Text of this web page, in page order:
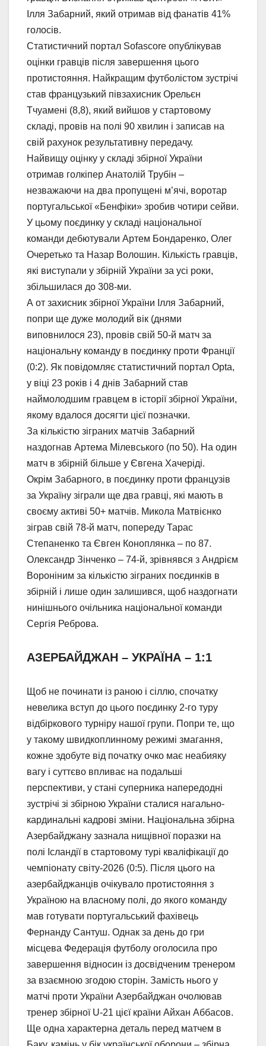
Ілля Забарний, який отримав від фанатів 41%
голосів.
Статистичний портал Sofascore опублікував
оцінки гравців після завершення цього
протистояння. Найкращим футболістом зустрічі
став французький півзахисник Орельєн
Тчуамені (8,8), який вийшов у стартовому
складі, провів на полі 90 хвилин і записав на
свій рахунок результативну передачу.
Найвищу оцінку у складі збірної України
отримав голкіпер Анатолій Трубін –
незважаючи на два пропущені м’ячі, воротар
португальської «Бенфіки» зробив чотири сейви.
У цьому поєдинку у складі національної
команди дебютували Артем Бондаренко, Олег
Очеретько та Назар Волошин. Кількість гравців,
які виступали у збірній України за усі роки,
збільшилася до 308-ми.
А от захисник збірної України Ілля Забарний,
попри ще дуже молодий вік (днями
виповнилося 23), провів свій 50-й матч за
національну команду в поєдинку проти Франції
(0:2). Як повідомляє статистичний портал Opta,
у віці 23 років і 4 днів Забарний став
наймолодшим гравцем в історії збірної України,
якому вдалося досягти цієї позначки.
За кількістю зіграних матчів Забарний
наздогнав Артема Мілевського (по 50). На один
матч в збірній більше у Євгена Хачеріді.
Окрім Забарного, в поєдинку проти французів
за Україну зіграли ще два гравці, які мають в
своєму активі 50+ матчів. Микола Матвієнко
зіграв свій 78-й матч, попереду Тарас
Степаненко та Євген Коноплянка – по 87.
Олександр Зінченко – 74-й, зрівнявся з Андрієм
Вороніним за кількістю зіграних поєдинків в
збірній і лише один залишився, щоб наздогнати
нинішнього очільника національної команди
Сергія Реброва.
АЗЕРБАЙДЖАН – УКРАЇНА – 1:1
Щоб не починати із раною і сіллю, спочатку
невелика вступ до цього поєдинку 2-го туру
відбіркового турніру нашої групи. Попри те, що
у такому швидкоплинному режимі змагання,
кожне здобуте від початку очко має неабияку
вагу і суттєво впливає на подальші
перспективи, у стані суперника напередодні
зустрічі зі збірною України сталися нагально-
кардинальні кадрові зміни. Національна збірна
Азербайджану зазнала нищівної поразки на
полі Ісландії в стартовому турі кваліфікації до
чемпіонату світу-2026 (0:5). Після цього на
азербайджанців очікувало протистояння з
Україною на власному полі, до якого команду
мав готувати португальський фахівець
Фернанду Сантуш. Однак за день до гри
місцева Федерація футболу оголосила про
завершення відносин із досвідченим тренером
за взаємною згодою сторін. Замість нього у
матчі проти України Азербайджан очолював
тренер збірної U-21 цієї країни Айхан Аббасов.
Ще одна характерна деталь перед матчем в